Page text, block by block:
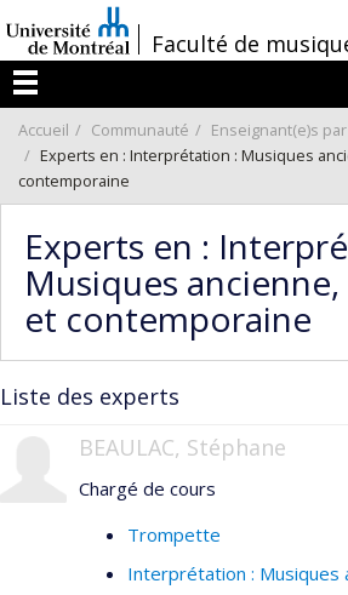
au
contenu
/Faculté de
Menu
Accueil Communauté
Enseignant(e)s
Experts en : Interprétation : Musiques
contemporaine
Experts en :
Musiques
et contemporaine
Liste des experts
BEAULAC, Stéphane
Chargé de cours
Trompette
Interprétation : Musiques